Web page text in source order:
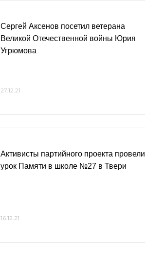
Сергей Аксенов посетил ветерана
Великой Отечественной войны Юрия
Угрюмова
27.12.21
Активисты партийного проекта провели
урок Памяти в школе №27 в Твери
16.12.21